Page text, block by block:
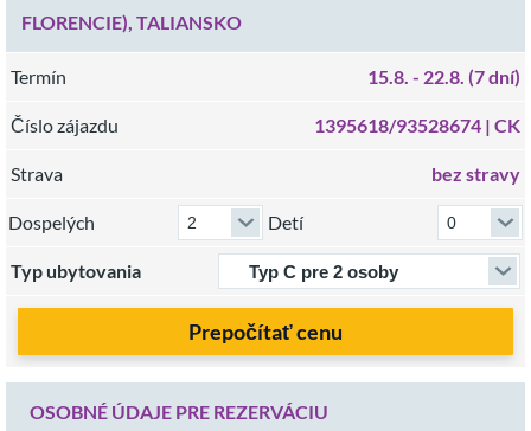
FLORENCIE), TALIANSKO
Termín 15.8. - 22.8. (7 dní)
Číslo zájazdu 1395618/93528674 | CK
Strava bez stravy
Dospelých Detí
Typ ubytovania
Prepočítať cenu
OSOBNÉ ÚDAJE PRE REZERVÁCIU